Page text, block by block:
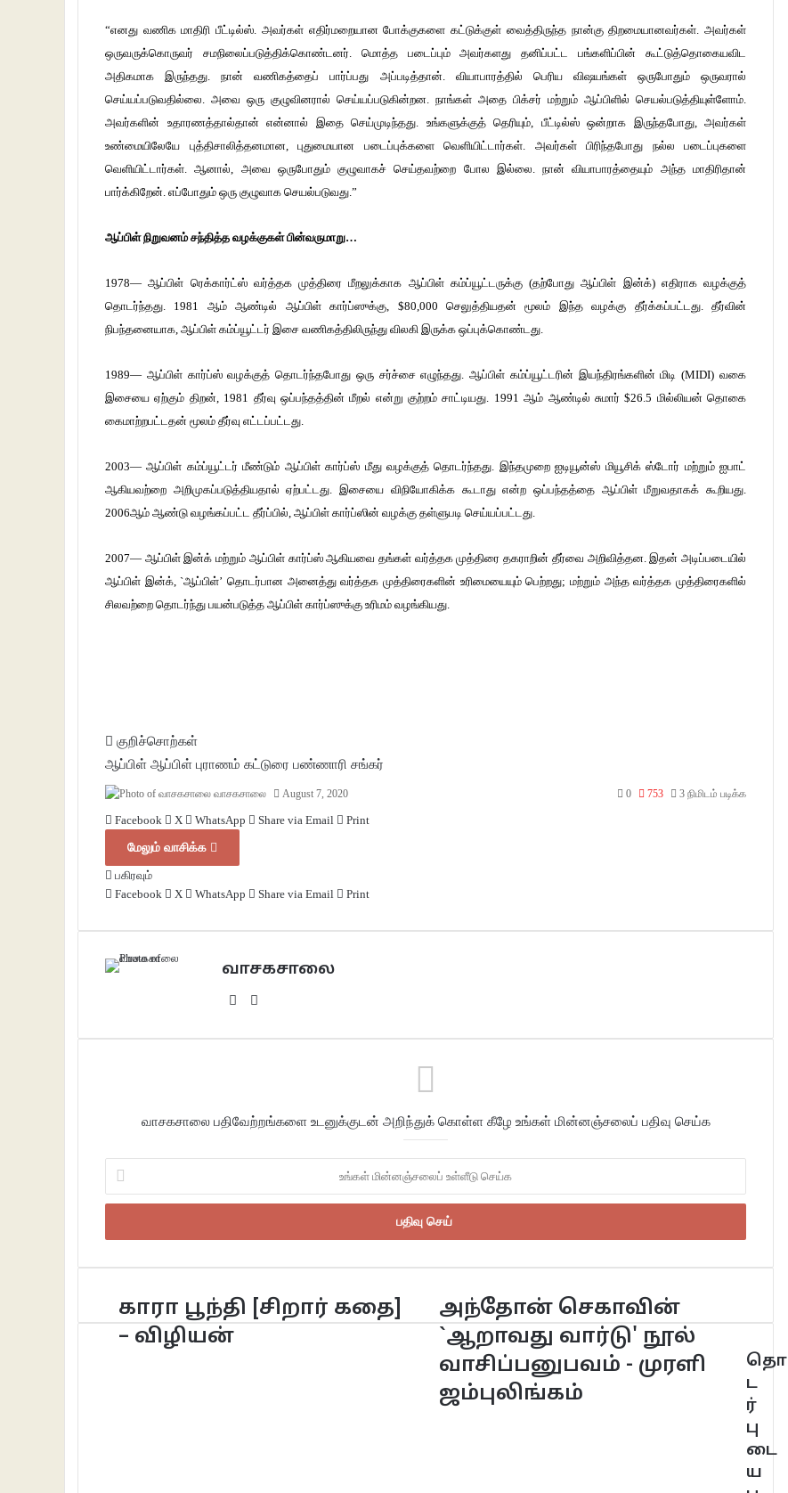
“எனது வணிக மாதிரி பீட்டில்ஸ். அவர்கள் எதிர்மறையான போக்குகளை கட்டுக்குள் வைத்திருந்த நான்கு திறமையானவர்கள். அவர்கள்
ஒருவருக்கொருவர் சமநிலைப்படுத்திக்கொண்டனர். மொத்த படைப்பும் அவர்களது தனிப்பட்ட பங்களிப்பின் கூட்டுத்தொகையவிட
அதிகமாக இருந்தது. நான் வணிகத்தைப் பார்ப்பது அப்படித்தான். வியாபாரத்தில் பெரிய விஷயங்கள் ஒருபோதும் ஒருவரால்
செய்யப்படுவதில்லை. அவை ஒரு குழுவினரால் செய்யப்படுகின்றன. நாங்கள் அதை பிக்சர் மற்றும் ஆப்பிளில் செயல்படுத்தியுள்ளோம்.
அவர்களின் உதாரணத்தால்தான் என்னால் இதை செய்முடிந்தது. உங்களுக்குத் தெரியும், பீட்டில்ஸ் ஒன்றாக இருந்தபோது, அவர்கள்
உண்மையிலேயே புத்திசாலித்தனமான, புதுமையான படைப்புக்களை வெளியிட்டார்கள். அவர்கள் பிரிந்தபோது நல்ல படைப்புகளை
வெளியிட்டார்கள். ஆனால், அவை ஒருபோதும் குழுவாகச் செய்தவற்றை போல இல்லை. நான் வியாபாரத்தையும் அந்த மாதிரிதான்
பார்க்கிறேன். எப்போதும் ஒரு குழுவாக செயல்படுவது.”
ஆப்பிள் நிறுவனம் சந்தித்த வழக்குகள் பின்வருமாறு…
1978— ஆப்பிள் ரெக்கார்ட்ஸ் வர்த்தக முத்திரை மீறலுக்காக ஆப்பிள் கம்ப்யூட்டருக்கு (தற்போது ஆப்பிள் இன்க்) எதிராக வழக்குத்
தொடர்ந்தது. 1981 ஆம் ஆண்டில் ஆப்பிள் கார்ப்ஸுக்கு, $80,000 செலுத்தியதன் மூலம் இந்த வழக்கு தீர்க்கப்பட்டது. தீர்வின்
நிபந்தனையாக, ஆப்பிள் கம்ப்யூட்டர் இசை வணிகத்திலிருந்து விலகி இருக்க ஒப்புக்கொண்டது.
1989— ஆப்பிள் கார்ப்ஸ் வழக்குத் தொடர்ந்தபோது ஒரு சர்ச்சை எழுந்தது. ஆப்பிள் கம்ப்யூட்டரின் இயந்திரங்களின் மிடி (MIDI) வகை
இசையை ஏற்கும் திறன், 1981 தீர்வு ஒப்பந்தத்தின் மீறல் என்று குற்றம் சாட்டியது. 1991 ஆம் ஆண்டில் சுமார் $26.5 மில்லியன் தொகை
கைமாற்றபட்டதன் மூலம் தீர்வு எட்டப்பட்டது.
2003— ஆப்பிள் கம்ப்யூட்டர் மீண்டும் ஆப்பிள் கார்ப்ஸ் மீது வழக்குத் தொடர்ந்தது. இந்தமுறை ஐடியூன்ஸ் மியூசிக் ஸ்டோர் மற்றும் ஐபாட்
ஆகியவற்றை அறிமுகப்படுத்தியதால் ஏற்பட்டது. இசையை விநியோகிக்க கூடாது என்ற ஒப்பந்தத்தை ஆப்பிள் மீறுவதாகக் கூறியது.
2006ஆம் ஆண்டு வழங்கப்பட்ட தீர்ப்பில், ஆப்பிள் கார்ப்ஸின் வழக்கு தள்ளுபடி செய்யப்பட்டது.
2007— ஆப்பிள் இன்க் மற்றும் ஆப்பிள் கார்ப்ஸ் ஆகியவை தங்கள் வர்த்தக முத்திரை தகராறின் தீர்வை அறிவித்தன. இதன் அடிப்படையில்
ஆப்பிள் இன்க், `ஆப்பிள்’ தொடர்பான அனைத்து வர்த்தக முத்திரைகளின் உரிமையையும் பெற்றது; மற்றும் அந்த வர்த்தக முத்திரைகளில்
சிலவற்றை தொடர்ந்து பயன்படுத்த ஆப்பிள் கார்ப்ஸுக்கு உரிமம் வழங்கியது.
குறிச்சொற்கள்
ஆப்பிள் ஆப்பிள் புராணம் கட்டுரை பண்ணாரி சங்கர்
வாசகசாலை August 7, 2020 0 753 3 நிமிடம் படிக்க
Facebook X WhatsApp Share via Email Print
மேலும் வாசிக்க
பகிரவும்
Facebook
X WhatsApp Share via Email Print
வாசகசாலை
Website
வாசகசாலை பதிவேற்றங்களை உடனுக்குடன் அறிந்துக் கொள்ள கீழே உங்கள் மின்னஞ்சலைப் பதிவு செய்க
உங்கள்
மின்னஞ்சலைப்
உள்ளீடு
காரா பூந்தி [சிறார் கதை]
– விழியன்
அந்தோன் செகாவின்
`ஆறாவது வார்டு' நூல்
வாசிப்பனுபவம் - முரளி
ஜம்புலிங்கம்
தொ
ட
ர்
பு
டை
ய